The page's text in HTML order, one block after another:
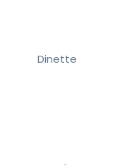
Dinette